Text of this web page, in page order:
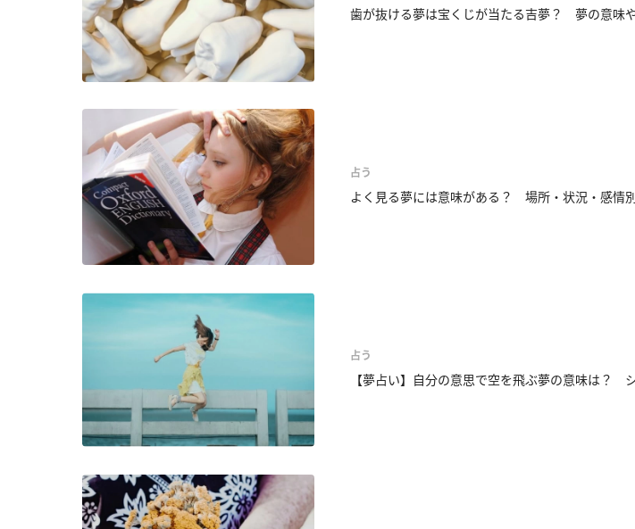
歯が抜ける夢は宝くじが当たる吉夢？ 夢の意味
占う
よく見る夢には意味がある？ 場所・状況・感情
占う
【夢占い】自分の意思で空を飛ぶ夢の意味は？